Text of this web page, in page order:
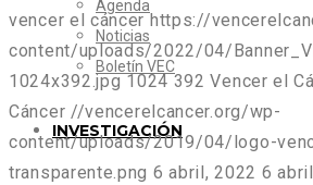
Agenda
Noticias
Boletín VEC
INVESTIGACIÓN
vencer el cáncer https://
content/uploads/2022/04/
1024x392.jpg 1024 392 Vencer el
Cáncer //vencerelcancer.org/wp-
content/uploads/2019/04/logo-
transparente.png 6 abril, 2022 6